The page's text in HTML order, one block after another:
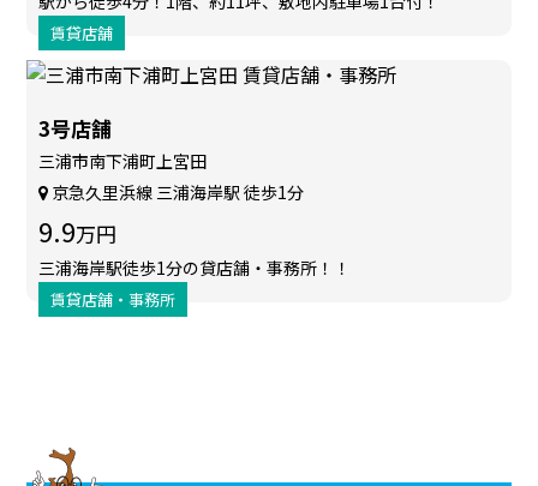
賃貸店舗
賃貸店舗・事務所
3号店舗
三浦市南下浦町上宮田
京急久里浜線 三浦海岸駅 徒歩1分
9.9万円
三浦海岸駅徒歩1分の貸店舗・事務所！！